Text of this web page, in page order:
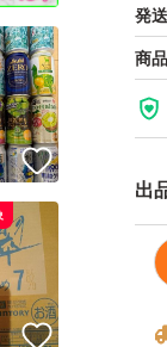
発
商
出
いいね！
いいね！